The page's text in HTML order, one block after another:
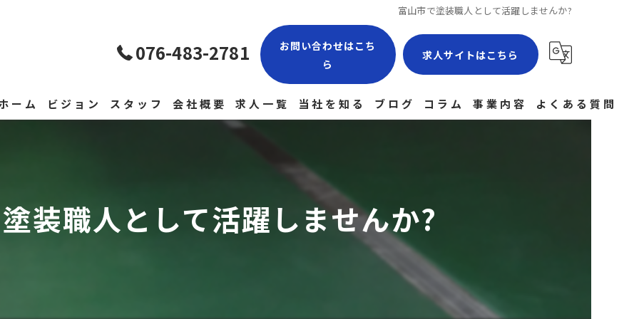
富山市で塗装職人として活躍しませんか?
076-483-2781
お問い合わせはこち
ら
求人サイトはこちら
ーム ビジョン スタッフ 会社概要 求人一覧 当社を知る
経験者
正社員
ブログ コラム 事業内容 よくある質問
装職人として活躍しませんか?